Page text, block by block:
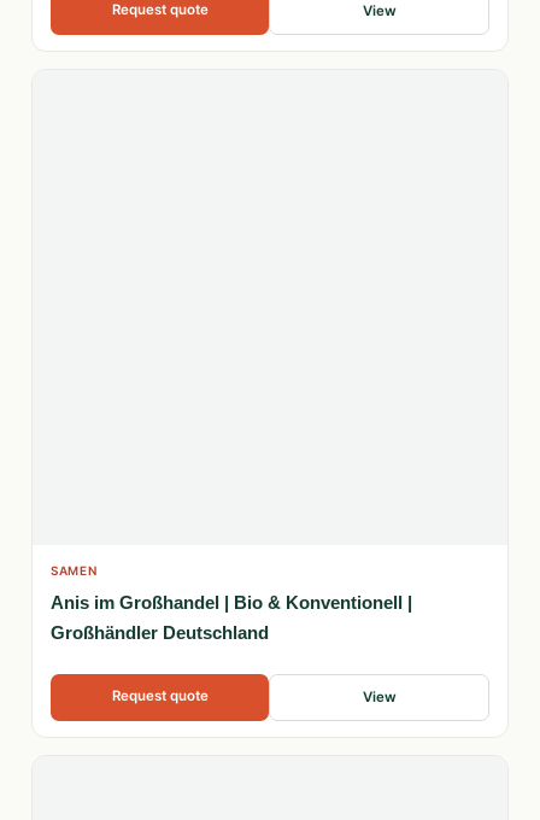
Request quote View
SAMEN
Anis im Großhandel | Bio & Konventionell |
Großhändler Deutschland
Request quote View